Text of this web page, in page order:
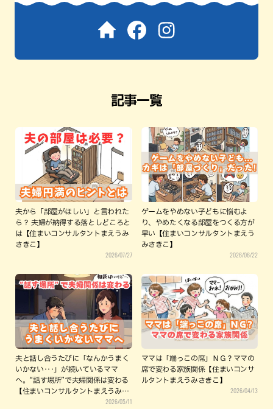
記事一覧
夫から「部屋がほしい」と言われた
ら？ 夫婦が納得する落としどころと
は【住まいコンサルタントまえうみ
さきこ】
2026/07/27
ゲームをやめない子どもに悩むよ
り、やめたくなる部屋をつくる方が
早い【住まいコンサルタントまえう
みさきこ】
2026/06/22
夫と話し合うたびに「なんかうまく
いかない･･･」が続いているママ
へ。“話す場所”で夫婦関係は変わる
【住まいコンサルタントまえうみさ
2026/05/11
ママは「端っこの席」ＮＧ？ママの
席で変わる家族関係【住まいコンサ
ルタントまえうみさきこ】
2026/04/13